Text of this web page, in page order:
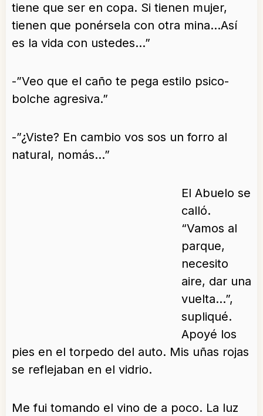
tiene que ser en copa. Si tienen mujer,
tienen que ponérsela con otra mina…Así
es la vida con ustedes…”
-”Veo que el caño te pega estilo psico-
bolche agresiva.”
-”¿Viste? En cambio vos sos un forro al
natural, nomás…”
El Abuelo se
calló.
“Vamos al
parque,
necesito
aire, dar una
vuelta…”,
supliqué.
Apoyé los
pies en el torpedo del auto. Mis uñas rojas
se reflejaban en el vidrio.
Me fui tomando el vino de a poco. La luz